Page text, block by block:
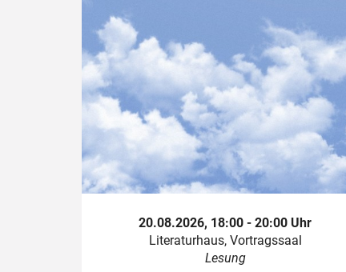
20.08.2026, 18:00 - 20:00 Uhr
Literaturhaus, Vortragssaal
Lesung